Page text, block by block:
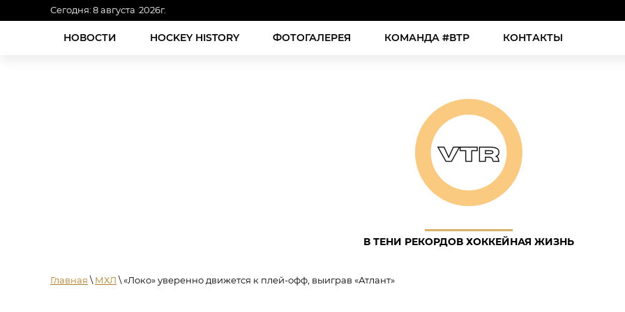
Сегодня:8августа 2026г.
НОВОСТИ HOCKEY HISTORY ФОТОГАЛЕРЕЯ КОМАНДА #ВТР КОНТАКТЫ
В ТЕНИ РЕКОРДОВ ХОККЕЙНАЯ ЖИЗНЬ
Главная\МХЛ\ «Локо» уверенно движется к плей-офф, выиграв «Атлант»